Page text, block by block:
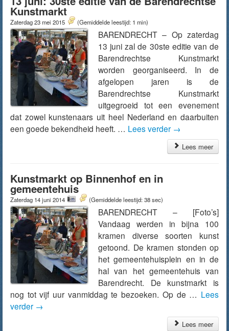
Kunstmarkt
Zaterdag 23 mei 2015 (Gemiddelde leestijd: 1 min)
BARENDRECHT – Op zaterdag
13 juni zal de 30ste editie van de
Barendrechtse Kunstmarkt
worden georganiseerd. In de
afgelopen jaren is de
Barendrechtse Kunstmarkt
uitgegroeid tot een evenement
dat zowel kunstenaars uit heel Nederland en daarbuiten
een goede bekendheid heeft. … Lees verder →
Lees meer
Kunstmarkt op Binnenhof en in
gemeentehuis
Zaterdag 14 juni 2014 (Gemiddelde leestijd: 38 sec)
BARENDRECHT – [Foto’s]
Vandaag werden in bijna 100
kramen diverse soorten kunst
getoond. De kramen stonden op
het gemeentehuisplein en in de
hal van het gemeentehuis van
Barendrecht. De kunstmarkt is
nog tot vijf uur vanmiddag te bezoeken. Op de … Lees
verder →
Lees meer